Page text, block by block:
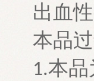
出血
本品
1.本品